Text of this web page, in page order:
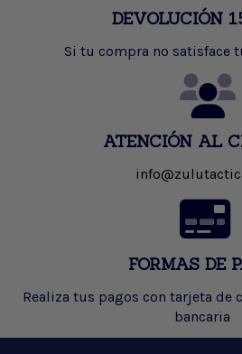
DEVOLUCIÓN
Si tu compra no satisface
ATENCIÓN AL
FORMAS DE
Realiza tus pagos con tarjeta de
bancaria